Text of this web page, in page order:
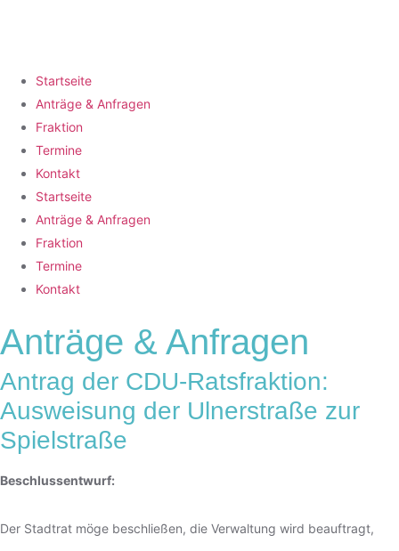
Startseite
Anträge & Anfragen
Fraktion
Termine
Kontakt
Startseite
Anträge & Anfragen
Fraktion
Termine
Kontakt
Anträge & Anfragen
Antrag der CDU-Ratsfraktion:
Ausweisung der Ulnerstraße zur
Spielstraße
Beschlussentwurf:
Der Stadtrat möge beschließen, die Verwaltung wird beauftragt,